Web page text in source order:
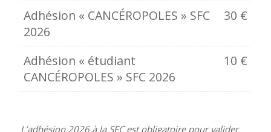
Adhésion « CANCÉROPOLES » SFC
2026
30 €
Adhésion « étudiant
CANCÉROPOLES » SFC 2026
10 €
L’adhésion 2026 à la SFC est obligatoire pour valider